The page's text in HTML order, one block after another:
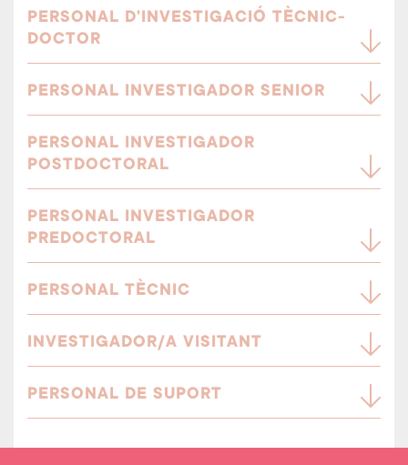
PERSONAL D'INVESTIGACIÓ TÈCNIC-
DOCTOR
PERSONAL INVESTIGADOR SENIOR
PERSONAL INVESTIGADOR
POSTDOCTORAL
PERSONAL INVESTIGADOR
PREDOCTORAL
PERSONAL TÈCNIC
INVESTIGADOR/A VISITANT
PERSONAL DE SUPORT